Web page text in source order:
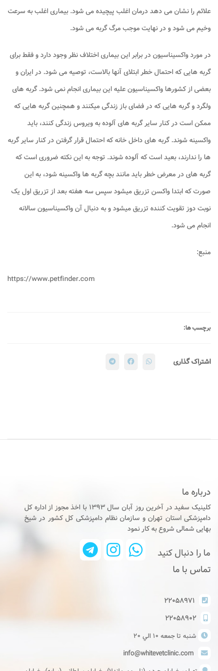
علائم را نشان می دهد درمان اغلب پیچیده می شود. بیماری اغلب به سرعت
وخیم می شود و در نهایت موجب مرگ گربه می شود.
در مورد واکسیناسیون در برابر این بیماری اختلاف نظر وجود دارد و فقط برای
گربه هایی که احتمال خطر ابتلای آنها بالاست، توصیه می شود. در ایران و
بعضی از کشورها واکسیناسیون علیه این بیماری انجام نمی شود. گربه های
ولگرد و گربه هایی که در فضای باز زندگی میکنند و همچنین گربه هایی که
ممکن است در کنار سایر گربه های آلوده به ویروس زندگی کنند، باید
واکسینه شوند. گربه های داخل خانه که احتمال قرار گرفتن در کنار سایر گربه
ها را ندارند، بعید است که آلوده شوند. توجه به این نکته ضروری است که
گربه های در معرض خطر باید مانند بچه گربه ها واکسینه شود، به این
صورت که ابتدا واکسن تزریق میشود سپس سه هفته بعد از تزریق اول یک
نوبت دوز تقویت کننده تزریق میشود و به دنبال آن واکسیناسیون سالانه
انجام می شود.
منبع:
https://www.petfinder.com
برچسب ها:
اشتراک گذاری
درباره ما
کلینیک سفید در آخرین روز آبان سال ۱۳۹۳ با اخذ مجوز از اداره کل
دامپزشکی استان تهران و سازمان نظام دامپزشکی کل کشور در شیخ
بهایی شمالی شروع به کار نمود
ما را دنبال کنید
تماس با ما
۲۲۰۵۸۹۷۱
۲۲۰۵۸۹۰۲
شنبه تا جمعه ١٠ الي ٢٠
info@whitevetclinic.com